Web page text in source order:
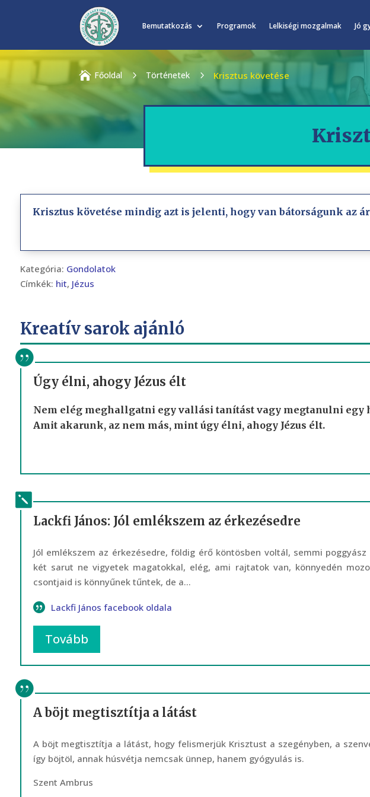
Bemutatkozás Programok Lelkiségi mozgalmak Jó
 Főoldal 5 Történetek 5 Krisztus követése
Krisztus követése mindig azt is jelenti, hogy van bátorságunk az
Kategória: Gondolatok
Címkék: hit, Jézus
Kreatív sarok ajánló
Úgy élni, ahogy Jézus élt
Nem elég meghallgatni egy vallási tanítást vagy megtanulni egy
Amit akarunk, az nem más, mint úgy élni, ahogy Jézus élt.
Lackfi János: Jól emlékszem az érkezésedre
Jól emlékszem az érkezésedre, földig érő köntösben voltál, semmi
két sarut ne vigyetek magatokkal, elég, ami rajtatok van, könnyedén
csontjaid is könnyűnek tűntek, de a...
Lackfi János facebook oldala
Tovább
A böjt megtisztítja a látást
A böjt megtisztítja a látást, hogy felismerjük Krisztust a szegényben, a
így böjtöl, annak húsvétja nemcsak ünnep, hanem gyógyulás is.
Szent Ambrus